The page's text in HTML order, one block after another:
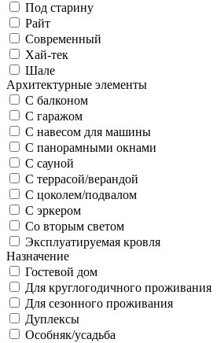
Под старину
Райт
Современный
Хай-тек
Шале
Архитектурные элементы
С балконом
С гаражом
С навесом для машины
С панорамными окнами
С сауной
С террасой/верандой
С цоколем/подвалом
С эркером
Со вторым светом
Эксплуатируемая кровля
Назначение
Гостевой дом
Для круглогодичного проживания
Для сезонного проживания
Дуплексы
Особняк/усадьба